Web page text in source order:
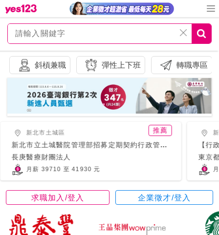
斜槓兼職 彈性上下班 轉職專區
求職加入/登入 企業徵才/登入
推薦
新北市土城區
新北市立土城醫院管理部招募定期契約行政管理師
長庚醫療財團法人
月薪 39710 至 41930 元
【行
東京